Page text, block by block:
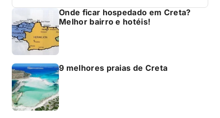
Onde ficar hospedado em Creta?
Melhor bairro e hotéis!
9 melhores praias de Creta